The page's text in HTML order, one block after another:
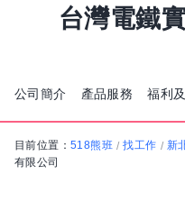
台灣電鐵
公司簡介 產品服務 福利
目前位置： 518熊班 / 找工作 / 新
有限公司